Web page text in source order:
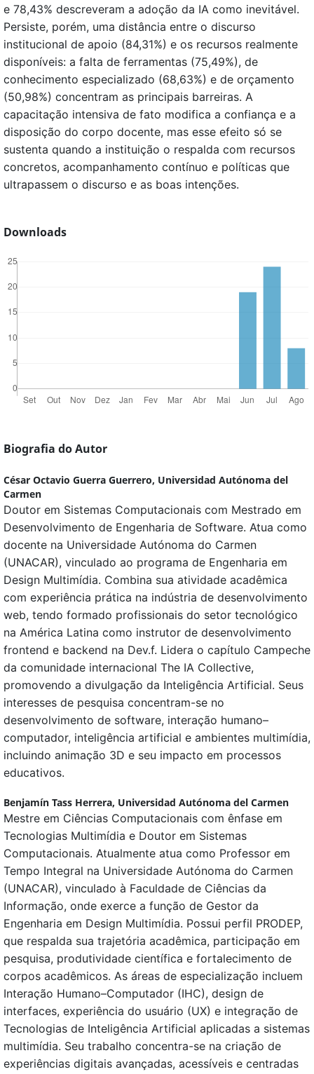
e 78,43% descreveram a adoção da IA como inevitável.
Persiste, porém, uma distância entre o discurso
institucional de apoio (84,31%) e os recursos realmente
disponíveis: a falta de ferramentas (75,49%), de
conhecimento especializado (68,63%) e de orçamento
(50,98%) concentram as principais barreiras. A
capacitação intensiva de fato modifica a confiança e a
disposição do corpo docente, mas esse efeito só se
sustenta quando a instituição o respalda com recursos
concretos, acompanhamento contínuo e políticas que
ultrapassem o discurso e as boas intenções.
Downloads
Biografia do Autor
César Octavio Guerra Guerrero, Universidad Autónoma del
Carmen
Doutor em Sistemas Computacionais com Mestrado em
Desenvolvimento de Engenharia de Software. Atua como
docente na Universidade Autónoma do Carmen
(UNACAR), vinculado ao programa de Engenharia em
Design Multimídia. Combina sua atividade acadêmica
com experiência prática na indústria de desenvolvimento
web, tendo formado profissionais do setor tecnológico
na América Latina como instrutor de desenvolvimento
frontend e backend na Dev.f. Lidera o capítulo Campeche
da comunidade internacional The IA Collective,
promovendo a divulgação da Inteligência Artificial. Seus
interesses de pesquisa concentram-se no
desenvolvimento de software, interação humano–
computador, inteligência artificial e ambientes multimídia,
incluindo animação 3D e seu impacto em processos
educativos.
Benjamín Tass Herrera, Universidad Autónoma del Carmen
Mestre em Ciências Computacionais com ênfase em
Tecnologias Multimídia e Doutor em Sistemas
Computacionais. Atualmente atua como Professor em
Tempo Integral na Universidade Autónoma do Carmen
(UNACAR), vinculado à Faculdade de Ciências da
Informação, onde exerce a função de Gestor da
Engenharia em Design Multimídia. Possui perfil PRODEP,
que respalda sua trajetória acadêmica, participação em
pesquisa, produtividade científica e fortalecimento de
corpos acadêmicos. As áreas de especialização incluem
Interação Humano–Computador (IHC), design de
interfaces, experiência do usuário (UX) e integração de
Tecnologias de Inteligência Artificial aplicadas a sistemas
multimídia. Seu trabalho concentra-se na criação de
experiências digitais avançadas, acessíveis e centradas